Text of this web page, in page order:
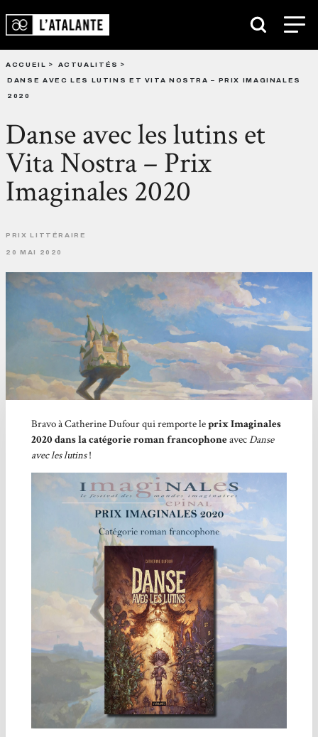
ACCUEIL
ACTUALITÉS
DANSE AVEC LES LUTINS ET VITA NOSTRA – PRIX IMAGINALES
2020
Danse avec les lutins et
Vita Nostra – Prix
Imaginales 2020
PRIX LITTÉRAIRE
20 MAI 2020
Bravo à Catherine Dufour qui remporte leprix Imaginales
2020 dans la catégorie roman francophoneavecDanse
avec les lutins!